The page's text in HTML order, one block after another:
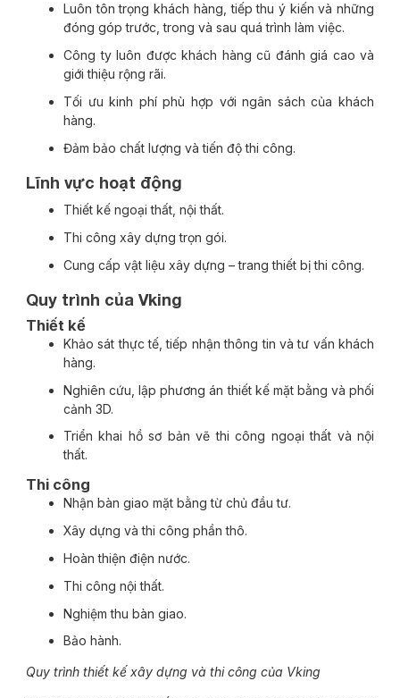
Luôn tôn trọng khách hàng, tiếp thu ý kiến và những
đóng góp trước, trong và sau quá trình làm việc.
Công ty luôn được khách hàng cũ đánh giá cao và
giới thiệu rộng rãi.
Tối ưu kinh phí phù hợp với ngân sách của khách
hàng.
Đảm bảo chất lượng và tiến độ thi công.
Lĩnh vực hoạt động
Thiết kế ngoại thất, nội thất.
Thi công xây dựng trọn gói.
Cung cấp vật liệu xây dựng – trang thiết bị thi công.
Quy trình của Vking
Thiết kế
Khảo sát thực tế, tiếp nhận thông tin và tư vấn khách
hàng.
Nghiên cứu, lập phương án thiết kế mặt bằng và phối
cảnh 3D.
Triển khai hồ sơ bản vẽ thi công ngoại thất và nội
thất.
Thi công
Nhận bàn giao mặt bằng từ chủ đầu tư.
Xây dựng và thi công phần thô.
Hoàn thiện điện nước.
Thi công nội thất.
Nghiệm thu bàn giao.
Bảo hành.
Quy trình thiết kế xây dựng và thi công của Vking